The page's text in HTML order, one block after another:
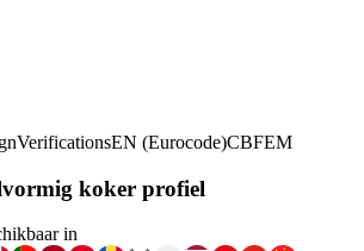
VerificationsEN (Eurocode)CBFEM
koker profiel
in